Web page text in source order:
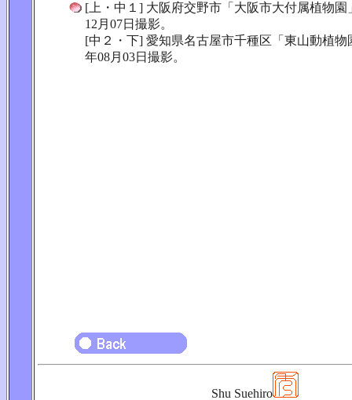
[上・中１] 大阪府交野市「大阪市大付属植物園
12月07日撮影。
[中２・下] 愛知県名古屋市千種区「東山動植物
年08月03日撮影。
Shu Suehiro